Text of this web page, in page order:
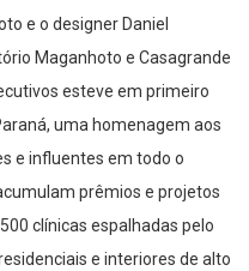
e o designer Daniel
Maganhoto e Casagrande
esteve em primeiro
uma homenagem aos
e influentes em todo o
prêmios e projetos
clínicas espalhadas pelo
e interiores de alto